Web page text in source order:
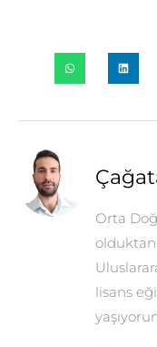
Orta
olduktan
lisans